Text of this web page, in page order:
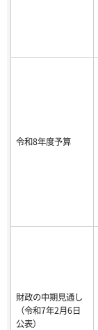
令和8年度予算
財政の中期見通し
（令和7年2月6日
公表）